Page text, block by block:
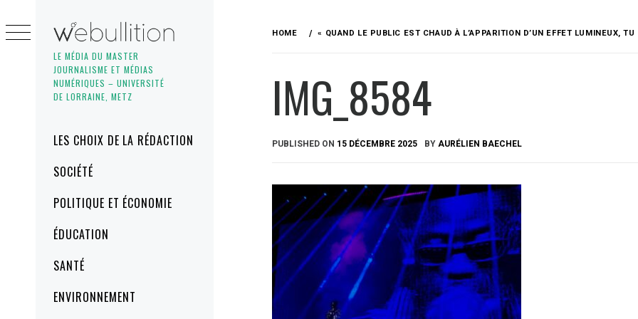
LE MÉDIA DU MASTER
JOURNALISME ET MÉDIAS
NUMÉRIQUES – UNIVERSITÉ
DE LORRAINE, METZ
MenuLES CHOIX DE LA RÉDACTION
SOCIÉTÉ
POLITIQUE ET ÉCONOMIE
ÉDUCATION
SANTÉ
ENVIRONNEMENT
to
content
HOME « QUAND LE PUBLIC EST CHAUD À L’APPARITION D’UN EFFET LUMINEUX,
IMG_8584
PUBLISHED ON 15 DÉCEMBRE 2025 BY AURÉLIEN BAECHEL